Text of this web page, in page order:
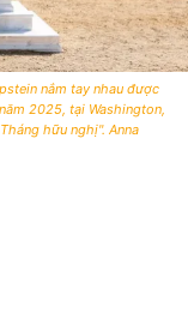
nắm tay nhau được
2025, tại Washington,
hữu nghị". Anna